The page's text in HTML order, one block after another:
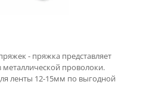
- пряжка представляет
проволоки.
ленты 12-15мм по выгодной